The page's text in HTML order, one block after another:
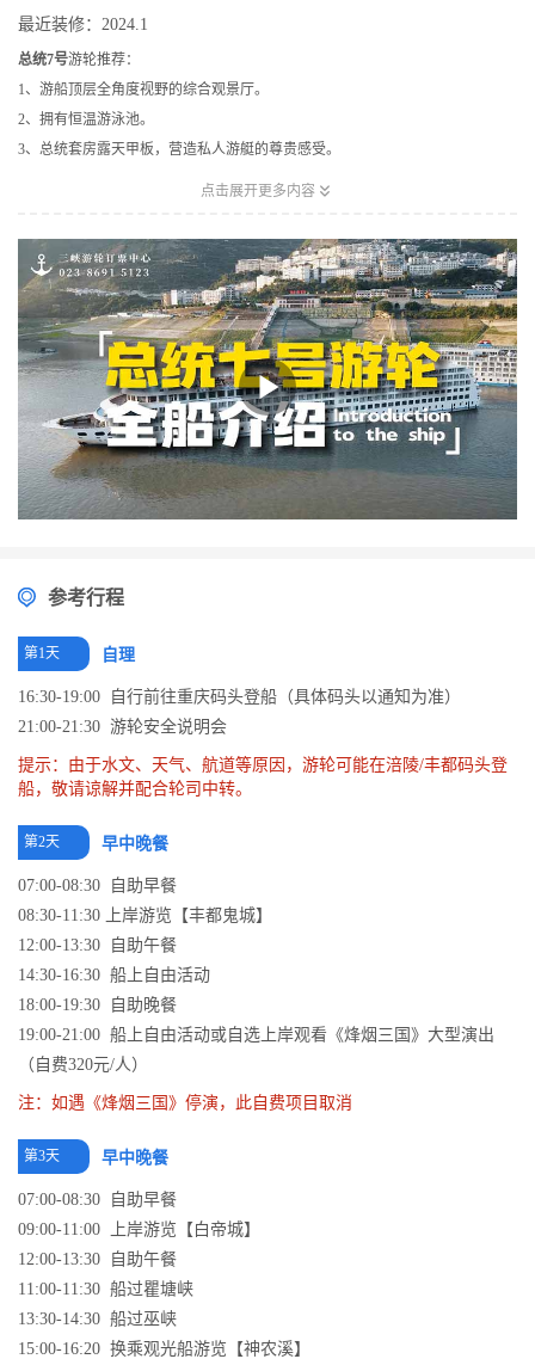
最近装修：2024.1
总统7号游轮推荐：
1、游船顶层全角度视野的综合观景厅。
2、拥有恒温游泳池。
3、总统套房露天甲板，营造私人游艇的尊贵感受。
2013年4月投入运营的“总统7号游轮”和“总统8号游轮”，是相同设计、相同工艺
阳台房、位于高楼层的12间行政套房、位于3楼船首的2间总统套房在内的客房
共计230间，载客人数460人；而在阳台房的设计中，充分考虑到家庭游客的实
际需要，其中100间特别设计可变成家庭房三人间。这样，全船实际设计容量达
到近560人。
点击展开更多内容 
参考行程
第1天 自理
16:30-19:00 自行前往重庆码头登船（具体码头以通知为准）
21:00-21:30 游轮安全说明会
提示：由于水文、天气、航道等原因，游轮可能在涪陵/丰都码头登
船，敬请谅解并配合轮司中转。
第2天 早中晚餐
07:00-08:30 自助早餐
08:30-11:30 上岸游览【丰都鬼城】
12:00-13:30 自助午餐
14:30-16:30 船上自由活动
18:00-19:30 自助晚餐
19:00-21:00 船上自由活动或自选上岸观看《烽烟三国》大型演出
（自费320元/人）
注：如遇《烽烟三国》停演，此自费项目取消
第3天 早中晚餐
07:00-08:30 自助早餐
09:00-11:00 上岸游览【白帝城】
12:00-13:30 自助午餐
11:00-11:30 船过瞿塘峡
13:30-14:30 船过巫峡
15:00-16:20 换乘观光船游览【神农溪】